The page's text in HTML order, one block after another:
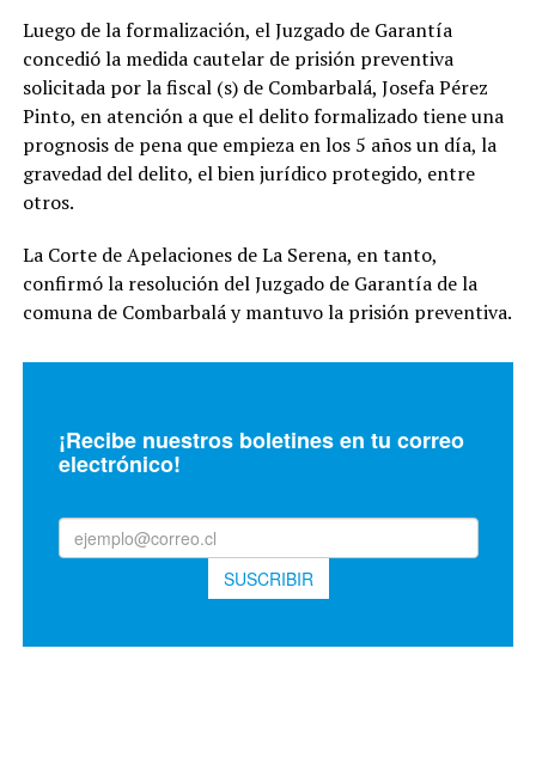
Luego de la formalización, el Juzgado de Garantía
concedió la medida cautelar de prisión preventiva
solicitada por la fiscal (s) de Combarbalá, Josefa Pérez
Pinto, en atención a que el delito formalizado tiene una
prognosis de pena que empieza en los 5 años un día, la
gravedad del delito, el bien jurídico protegido, entre
otros.
La Corte de Apelaciones de La Serena, en tanto,
confirmó la resolución del Juzgado de Garantía de la
comuna de Combarbalá y mantuvo la prisión preventiva.